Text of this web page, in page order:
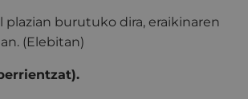
plazian burutuko dira, eraikinaren
(Elebitan)